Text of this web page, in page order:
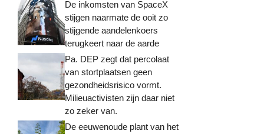
De inkomsten van SpaceX
stijgen naarmate de ooit zo
stijgende aandelenkoers
terugkeert naar de aarde
Pa. DEP zegt dat percolaat
van stortplaatsen geen
gezondheidsrisico vormt.
Milieuactivisten zijn daar niet
zo zeker van.
De eeuwenoude plant van het